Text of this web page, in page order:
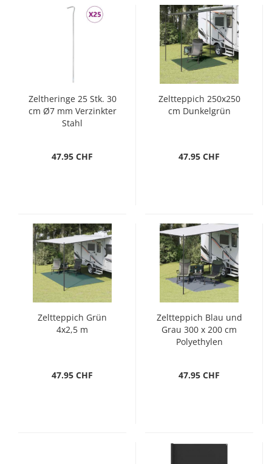
Zeltheringe 25 Stk. 30
cm Ø7 mm Verzinkter
Stahl
47.95 CHF
Zeltteppich 250x250
cm Dunkelgrün
47.95 CHF
Zeltteppich Grün
4x2,5 m
47.95 CHF
Zeltteppich Blau und
Grau 300 x 200 cm
Polyethylen
47.95 CHF